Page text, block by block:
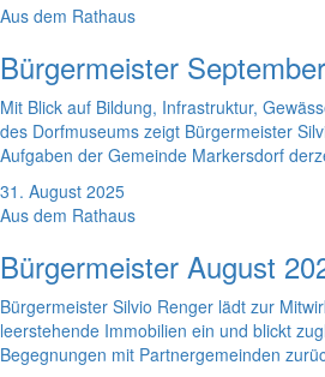
Aus dem Rathaus
Bürgermeister
Mit Blick auf Bildung, Infrastruktur,
des Dorfmuseums zeigt Bürgermeister
Aufgaben der Gemeinde Markersdorf
31. August 2025
Aus dem Rathaus
Bürgermeister August
Bürgermeister Silvio Renger lädt zur
leerstehende Immobilien ein und blickt
Begegnungen mit Partnergemeinden